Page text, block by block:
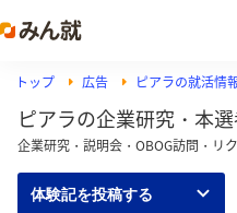
トップ 広告 ピアラの就活情
ピアラの企業研究・本
企業研究・説明会・OBOG訪問・リ
体験記を投稿する